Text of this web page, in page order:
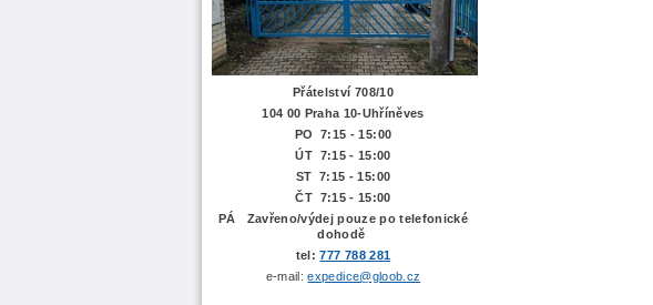
Přátelství 708/10
104 00 Praha 10-Uhříněves
PO 7:15 - 15:00
ÚT 7:15 - 15:00
ST 7:15 - 15:00
ČT 7:15 - 15:00
PÁ Zavřeno/výdej pouze po telefonické
dohodě
tel:777 788 281
e-mail:expedice@gloob.cz